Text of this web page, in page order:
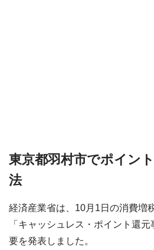
東京都羽村市でポイン
法
経済産業省は、10月1日の消費増
「キャッシュレス・ポイント還
要を発表しました。